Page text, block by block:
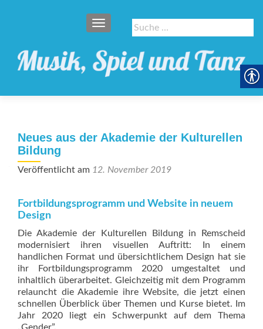
Suche
nach:
SCHALTE NAVIGATION
Neues aus der Akademie der Kulturellen
Bildung
Veröffentlicht am 12. November 2019
Fortbildungsprogramm und Website in neuem
Design
Die Akademie der Kulturellen Bildung in Remscheid
modernisiert ihren visuellen Auftritt: In einem
handlichen Format und übersichtlichem Design hat sie
ihr Fortbildungsprogramm 2020 umgestaltet und
inhaltlich überarbeitet. Gleichzeitig mit dem Programm
relauncht die Akademie ihre Website, die jetzt einen
schnellen Überblick über Themen und Kurse bietet. Im
Jahr 2020 liegt ein Schwerpunkt auf dem Thema